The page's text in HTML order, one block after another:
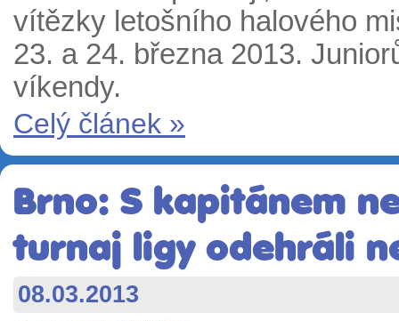
vítězky letošního halového
23. a 24. března 2013.
víkendy.
Celý článek »
Brno: S kapitánem
turnaj ligy odehráli
08.03.2013